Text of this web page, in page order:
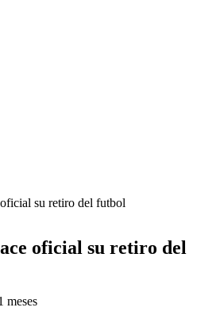
su retiro del futbol
oficial su retiro del
meses